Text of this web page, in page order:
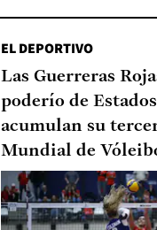
EL DEPORTIVO
Las Guerreras
poderío de
acumulan su
Mundial de